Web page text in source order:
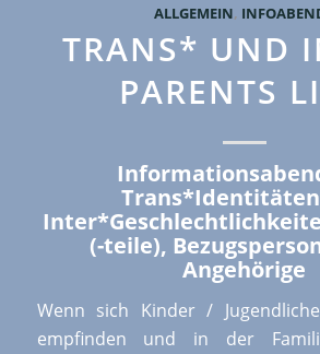
ALLGEMEIN,
TRANS* UND
PARENTS
(-teile),
Angehörige
Wenn sich Kinder /
empfinden und in der